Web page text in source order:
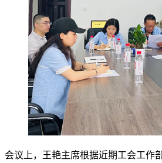
会议上，王艳主席根据近期工会工作